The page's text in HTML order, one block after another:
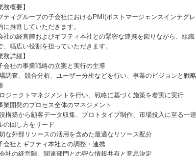
務概要】
ティグループの子会社におけるPMI(ポストマージェンスインテグ
に推進していただきます。
社の経営陣およびギフティ本社との緊密な連携を図りながら、組
、幅広い役割を担っていただきます。
務詳細】
会社の事業戦略の立案と実行の主導
調査、競合分析、ユーザー分析などを行い、事業のビジョンと
ジェクトマネジメントを行い、戦略に基づく施策を着実に実行
業開発のプロセス全体のマネジメント
構築から顧客データ収集、プロトタイプ制作、市場投入に至る
の回し方をリード
な外部リソースの活用を含めた最適なリソース配分
会社とギフティ本社との調整・連携
会社の経営陣、関連部門との密な情報共有と意思決